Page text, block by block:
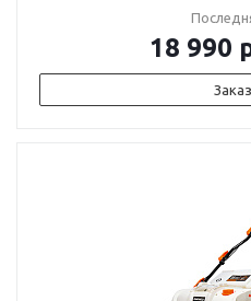
18 990